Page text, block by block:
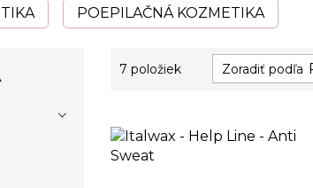
POEPILAČNÁ KOZMETIKA
7 položiek Zoradiť podľa